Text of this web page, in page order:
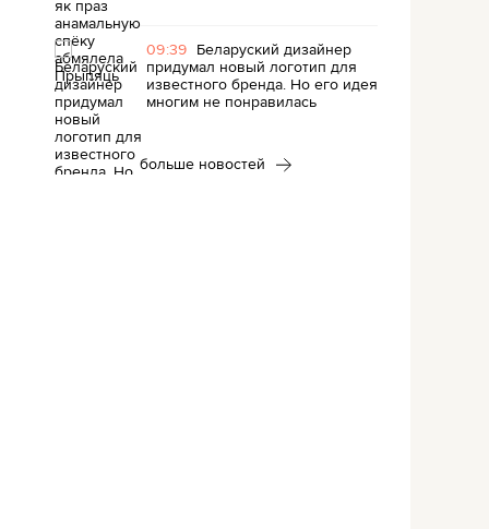
09:39 Беларуский дизайнер
придумал новый логотип для
известного бренда. Но его идея
многим не понравилась
больше новостей